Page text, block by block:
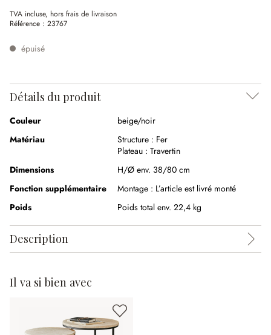
TVA incluse, hors frais de livraison
Référence : 23767
épuisé
Détails du produit
Couleur
beige/noir
Matériau
Structure : Fer
Plateau : Travertin
Dimensions
H/Ø env. 38/80 cm
Fonction supplémentaire
Montage : L’article est livré monté
Poids
Poids total env. 22,4 kg
Description
Il va si bien avec